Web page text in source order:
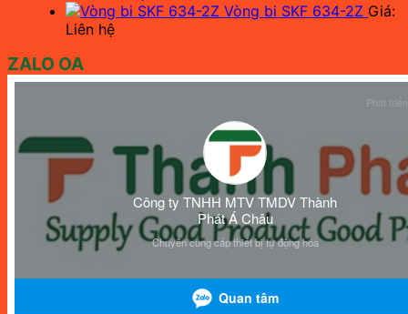
Vòng bi SKF 634-2Z Giá:
Liên hệ
ZALO OA